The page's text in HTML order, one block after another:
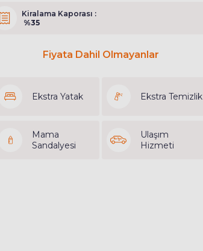
Kiralama Kaporası :
%35
Fiyata Dahil Olmayanlar
Ekstra Yatak Ekstra Temizlik
Mama
Sandalyesi
Ulaşım
Hizmeti